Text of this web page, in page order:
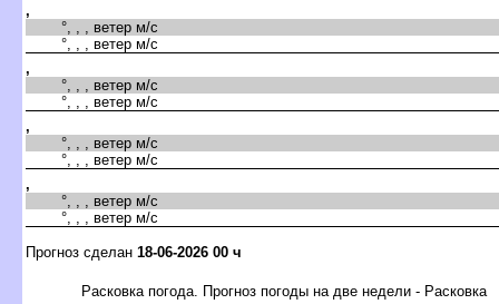
,
°, , , ветер м/с
°, , , ветер м/с
,
°, , , ветер м/с
°, , , ветер м/с
,
°, , , ветер м/с
°, , , ветер м/с
,
°, , , ветер м/с
°, , , ветер м/с
Прогноз сделан 18-06-2026 00 ч
Расковка погода. Прогноз погоды на две недели - Расковка